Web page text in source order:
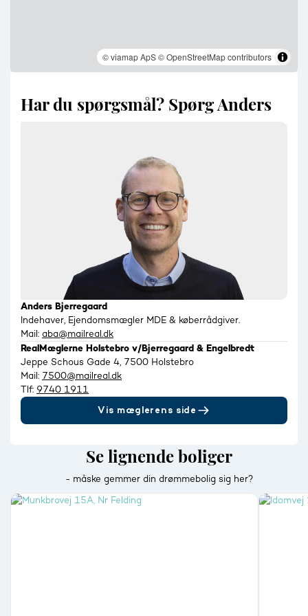
© viamap ApS© OpenStreetMap contributors
Har du spørgsmål? Spørg Anders
Anders Bjerregaard
Indehaver, Ejendomsmægler MDE & køberrådgiver.
Mail: aba@mailreal.dk
RealMæglerne Holstebro v/Bjerregaard & Engelbredt
Jeppe Schous Gade 4, 7500 Holstebro
Mail: 7500@mailreal.dk
Tlf: 9740 1911
Vis mæglerens side
Se lignende boliger
- måske gemmer din drømmebolig sig her?